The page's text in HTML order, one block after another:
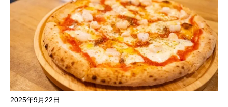
2025年9月22日